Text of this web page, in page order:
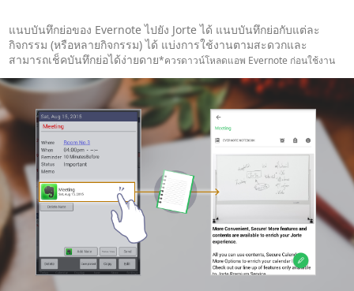
แนบบันทึกย่อของ Evernote ไปยัง Jorte ได้ แนบบันทึกย่อกับแต่ละ
กิจกรรม (หรือหลายกิจกรรม) ได้ แบ่งการใช้งานตามสะดวกและ
สามารถเช็คบันทึกย่อได้ง่ายดาย*ควรดาวน์โหลดแอพ Evernote ก่อนใช้งาน